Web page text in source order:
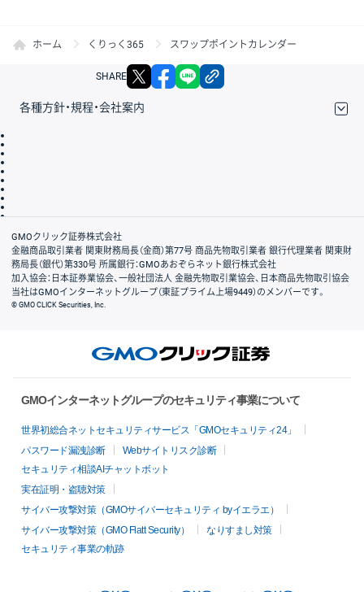
ホーム くりっく365 スワップポイントカレンダー
SHARE X facebook
各種方針・規程・会社案内
会社案内
GMOクリック証券株式会社
金融商品取引業者 関東財務局長（金商）第77号 商品先物取引業者 銀行代理業者 関東財
務局長（銀代）第330号 所属銀行：GMOあおぞらネット銀行株式会社
加入協会：日本証券業協会、一般社団法人 金融先物取引業協会、日本商品先物取引協会
当社はGMOインターネットグループ（東証プライム上場9449）のメンバーです。
© GMO CLICK Securities, Inc.
GMOインターネットグループのセキュリティ事業について
世界初総合ネットセキュリティサービス「GMOセキュリティ24」
パスワード漏洩診断
Webサイトリスク診断
セキュリティ相談AIチャットボット
実在証明・盗聴対策
サイバー攻撃対策（GMOサイバーセキュリティ byイエラエ）
サイバー攻撃対策（GMO Flatt Security）
なりすまし対策
セキュリティ事業の軌跡